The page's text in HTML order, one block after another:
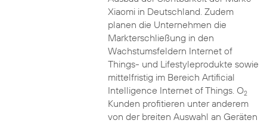
Xiaomi in Deutschland. Zudem
planen die Unternehmen die
Markterschließung in den
Wachstumsfeldern Internet of
Things- und Lifestyleprodukte sowie
mittelfristig im Bereich Artificial
Intelligence Internet of Things. O2
Kunden profitieren unter anderem
von der breiten Auswahl an Geräten